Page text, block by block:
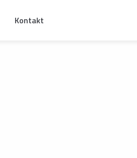
Kontakt